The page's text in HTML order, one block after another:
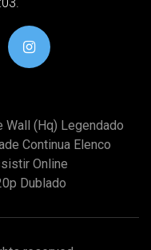
Wall (hq) Legendado
Continua Elenco
Online
Dublado